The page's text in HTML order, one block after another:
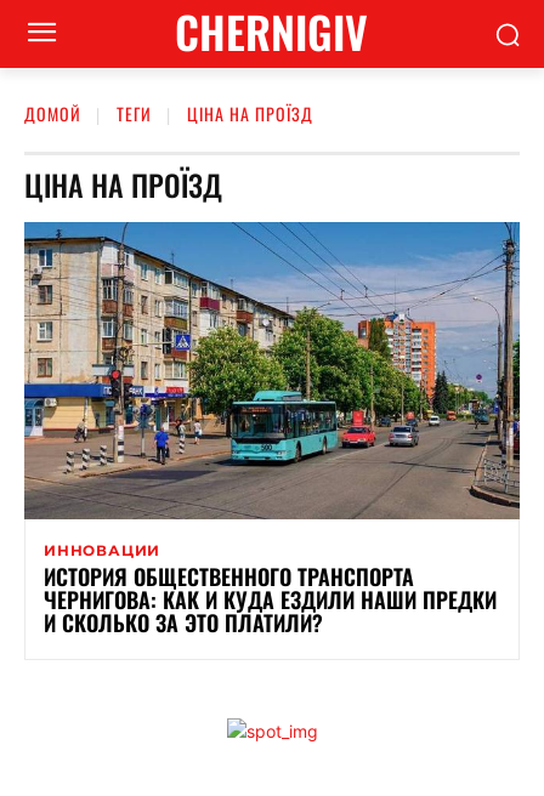
CHERNIGIV
ДОМОЙ ТЕГИ ЦІНА НА ПРОЇЗД
ЦІНА НА ПРОЇЗД
ИННОВАЦИИ
ИСТОРИЯ ОБЩЕСТВЕННОГО ТРАНСПОРТА
ЧЕРНИГОВА: КАК И КУДА ЕЗДИЛИ НАШИ ПРЕДКИ
И СКОЛЬКО ЗА ЭТО ПЛАТИЛИ?